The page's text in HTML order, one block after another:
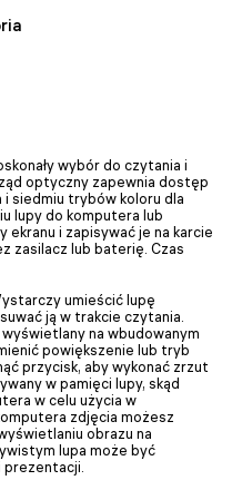
wybór do czytania i
optyczny zapewnia dostęp
siedmiu trybów koloru dla
lupy do komputera lub
i zapisywać je na karcie
zasilacz lub baterię. Czas
umieścić lupę
ją w trakcie czytania.
na wbudowanym
powiększenie lub tryb
przycisk, aby wykonać zrzut
w pamięci lupy, skąd
w celu użycia w
zdjęcia możesz
obrazu na
lupa może być